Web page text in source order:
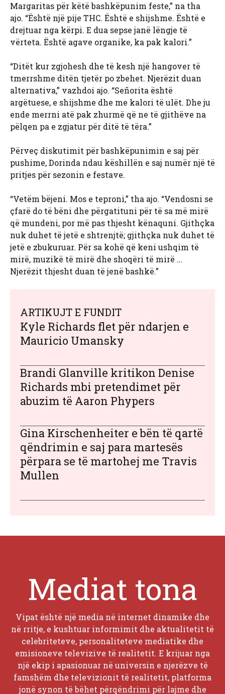
Margaritas për këtë bashkëpunim feste,” na tha
ajo. “Është një pije THC. Është e shijshme. Është e
drejtuar nga kërpi. E dua sepse janë lëngje të
vërteta. Është agave organike, ka pak kalori.”
“Ditët kur zgjohesh dhe të kesh një hangover të
tmerrshme ditën tjetër po zbehet. Njerëzit duan
alternativa,” vazhdoi ajo. “Señorita është
argëtuese, e shijshme dhe me kalori të ulët. Dhe ju
ende merrni atë pak zhurmë që ne të gjithëve na
pëlqen pa e zgjatur për ditë të tëra.”
Përveç diskutimit për bashkëpunimin e saj për
pushime, Dorinda ndau këshillën e saj numër një të
pritjes për sezonin e festave.
“Vetëm bëjeni. Mos e teproni,” tha ajo. “Vendosni se
çfarë do të bëni dhe përgatituni për të sa më mirë
që mundeni, por më pas thjesht kënaquni. Gjithçka
nuk duhet të jetë e shtrenjtë; gjithçka nuk duhet të
jetë e zbukuruar. Për sa kohë që keni ushqim të
mirë, muzikë të mirë dhe shoqëri të mirë …
Njerëzit thjesht duan të jenë bashkë.”
ARTIKUJT E FUNDIT
Kyle Richards flet për ndarjen e
Mauricio Umansky
Brandi Glanville kritikon Denise
Richards mbi pretendimet për
abuzim të Aaron Phypers
Gina Kirschenheiter e bën të qartë
qëndrimin e saj para martesës
përpara se të martohej me Travis
Mullen
Mediat tona
Vipat është një media në internet dinamike dhe
në rritje, e kushtuar informimit dhe aktualitetit të
celebriteteve, personaliteteve mediatike dhe
emisioneve televizive të realitetit. E krijuar nga
një ekip i apasionuar në universin e njerëzve të
famshëm dhe televizionit të realitetit, platforma
jonë synon të bëhet përqëndrimi për lajme dhe